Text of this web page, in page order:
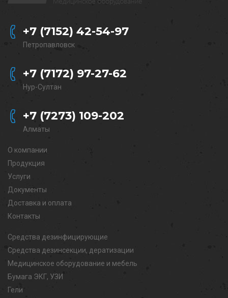
+7 (7152) 42-54-97
Петропавловск
+7 (7172) 97-27-62
Нур-Султан
+7 (7273) 109-202
Алматы
О компании
Продукция
Услуги
Документы
Доставка и оплата
Контакты
Средства дезинфицирующие
Средства дезинсекции, дератизации
Медицинское оборудование и мебель
Бумага ЭКГ, УЗИ
Гели